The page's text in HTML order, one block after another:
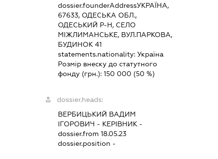
dossier.founderAddressУКРАЇНА,
67633, ОДЕСЬКА ОБЛ.,
ОДЕСЬКИЙ Р-Н, СЕЛО
МІЖЛИМАНСЬКЕ, ВУЛ.ПАРКОВА,
БУДИНОК 41
statements.nationality: Україна
Розмір внеску до статутного
фонду (грн.): 150 000 (50 %)
dossier.heads:
ВЕРБИЦЬКИЙ ВАДИМ
ІГОРОВИЧ - КЕРІВНИК -
dossier.from 18.05.23
dossier.position -